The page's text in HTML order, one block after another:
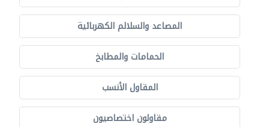
المصاعد والسلالم الكهربائية
الحمامات والمطابخ
المقاول الأنسب
مقاولون اختصاصيون